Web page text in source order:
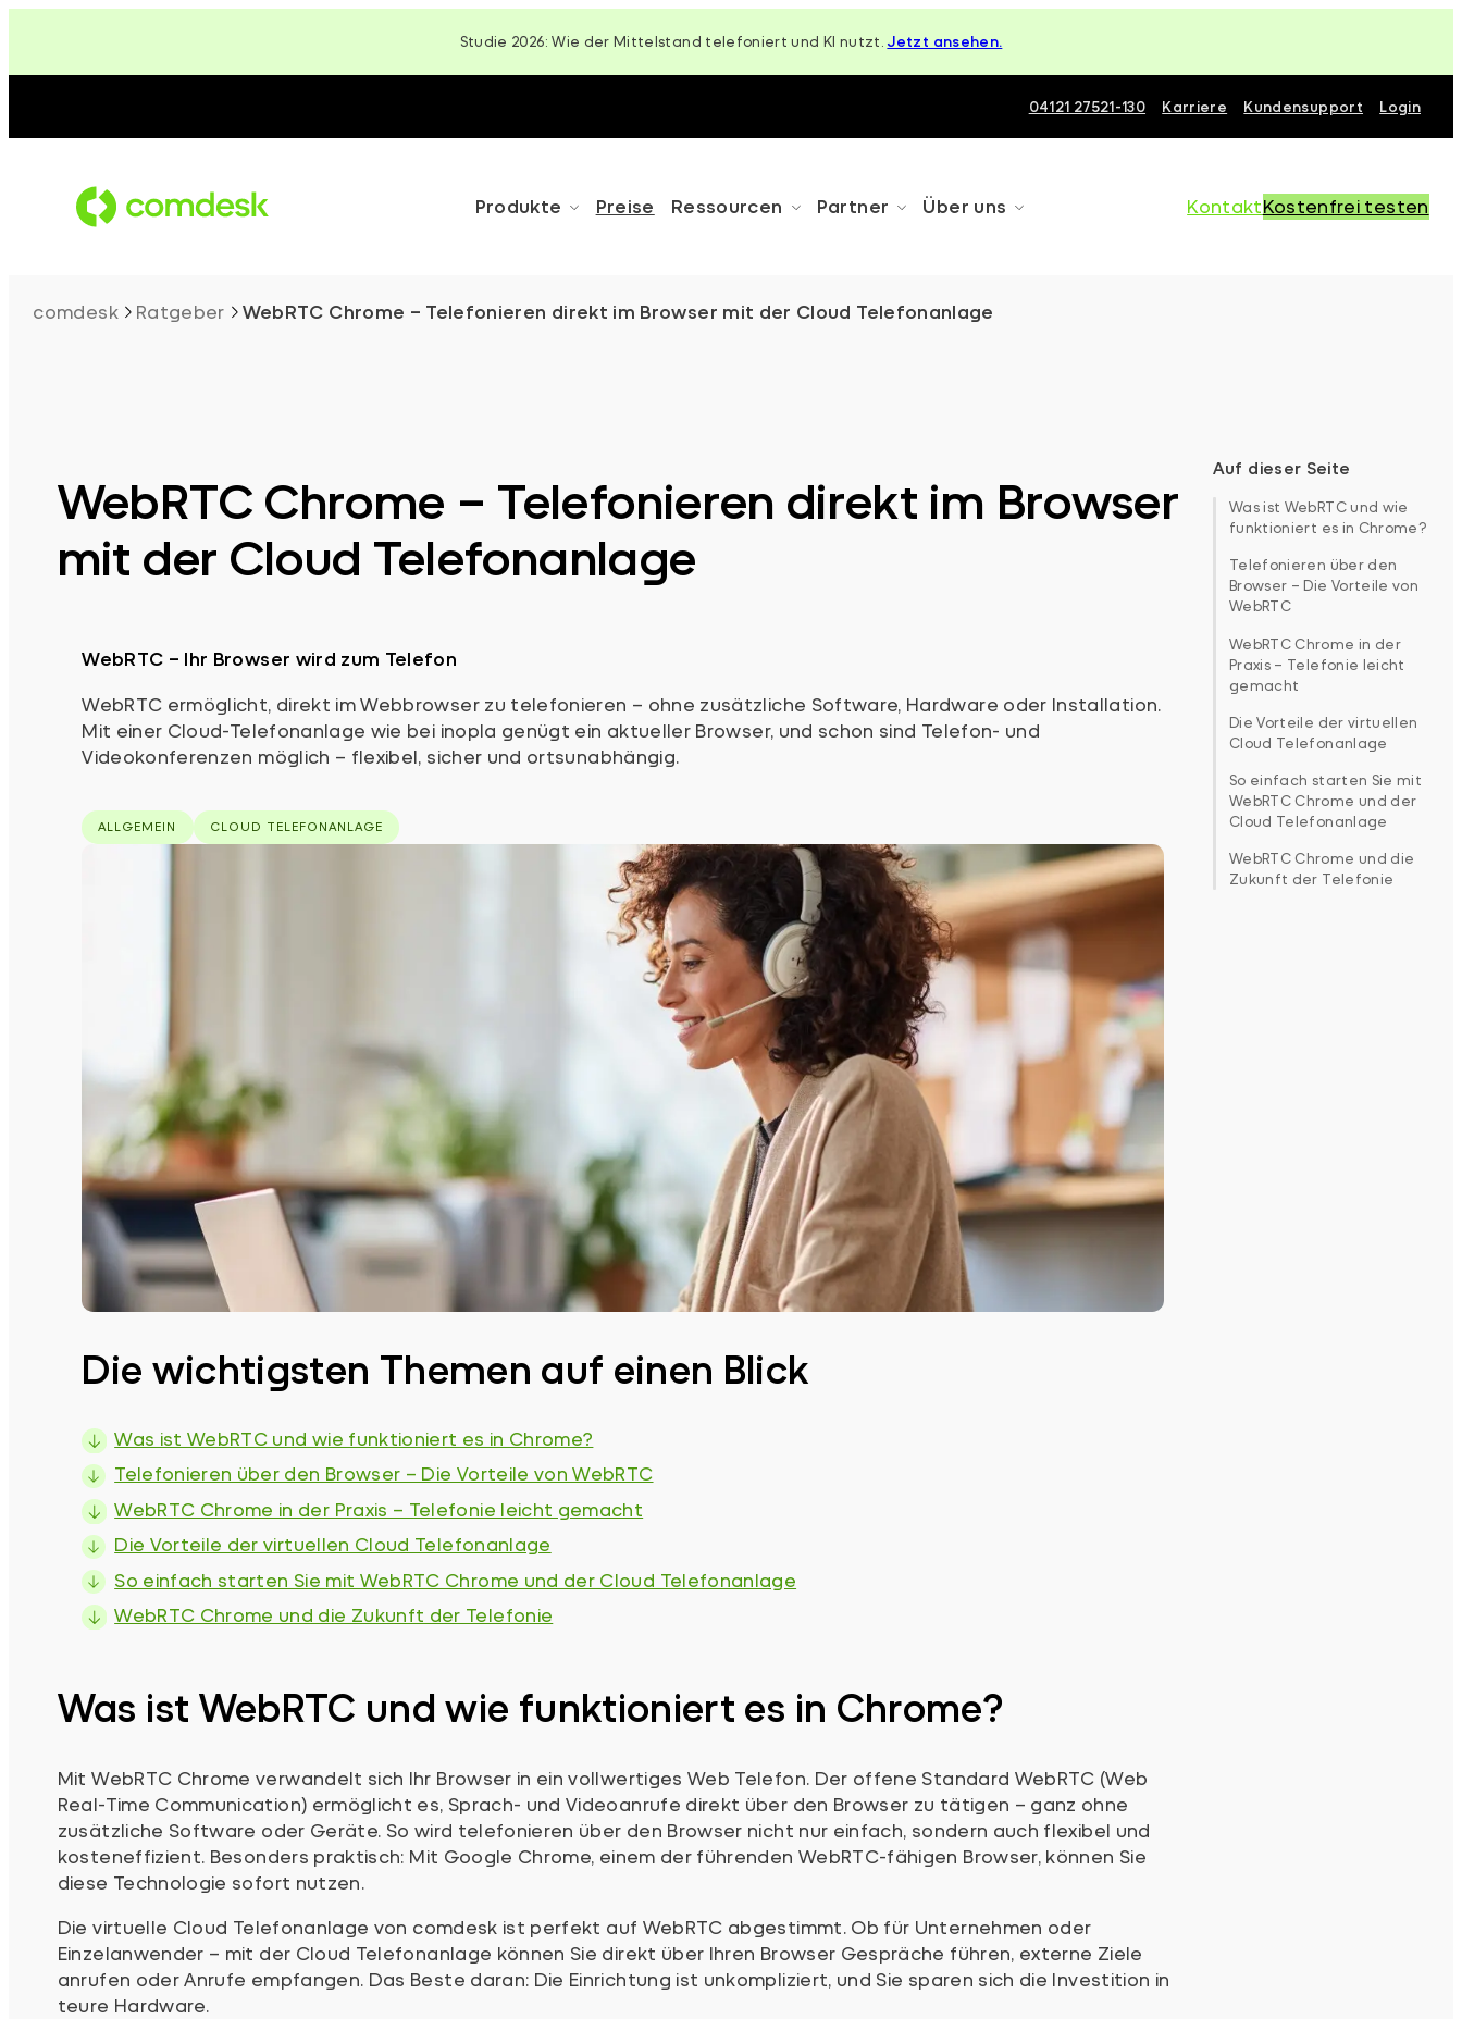
springen
Studie 2026: Wie der Mittelstand telefoniert und KI nutzt. Jetzt ansehen.
04121 27521-130 Karriere Kundensupport Login
Produkte Preise Ressourcen Partner Über uns KontaktKostenfrei testen
comdesk Ratgeber WebRTC Chrome – Telefonieren direkt im Browser mit der Cloud Telefonanlage
WebRTC Chrome – Telefonieren direkt im Browser
mit der Cloud Telefonanlage
WebRTC – Ihr Browser wird zum Telefon
WebRTC ermöglicht, direkt im Webbrowser zu telefonieren – ohne zusätzliche Software, Hardware oder Installation.
Mit einer Cloud-Telefonanlage wie bei inopla genügt ein aktueller Browser, und schon sind Telefon- und
Videokonferenzen möglich – flexibel, sicher und ortsunabhängig.
ALLGEMEIN CLOUD TELEFONANLAGE
Die wichtigsten Themen auf einen Blick
Was ist WebRTC und wie funktioniert es in Chrome?
Telefonieren über den Browser – Die Vorteile von WebRTC
WebRTC Chrome in der Praxis – Telefonie leicht gemacht
Die Vorteile der virtuellen Cloud Telefonanlage
So einfach starten Sie mit WebRTC Chrome und der Cloud Telefonanlage
WebRTC Chrome und die Zukunft der Telefonie
Was ist WebRTC und wie funktioniert es in Chrome?
Mit WebRTC Chrome verwandelt sich Ihr Browser in ein vollwertiges Web Telefon. Der offene Standard WebRTC (Web
Real-Time Communication) ermöglicht es, Sprach- und Videoanrufe direkt über den Browser zu tätigen – ganz ohne
zusätzliche Software oder Geräte. So wird telefonieren über den Browser nicht nur einfach, sondern auch flexibel und
kosteneffizient. Besonders praktisch: Mit Google Chrome, einem der führenden WebRTC-fähigen Browser, können Sie
diese Technologie sofort nutzen.
Die virtuelle Cloud Telefonanlage von comdesk ist perfekt auf WebRTC abgestimmt. Ob für Unternehmen oder
Einzelanwender – mit der Cloud Telefonanlage können Sie direkt über Ihren Browser Gespräche führen, externe Ziele
anrufen oder Anrufe empfangen. Das Beste daran: Die Einrichtung ist unkompliziert, und Sie sparen sich die Investition in
teure Hardware.
Auf dieser Seite
Was ist WebRTC und wie
funktioniert es in Chrome?
Telefonieren über den
Browser – Die Vorteile von
WebRTC
WebRTC Chrome in der
Praxis – Telefonie leicht
gemacht
Die Vorteile der virtuellen
Cloud Telefonanlage
So einfach starten Sie mit
WebRTC Chrome und der
Cloud Telefonanlage
WebRTC Chrome und die
Zukunft der Telefonie